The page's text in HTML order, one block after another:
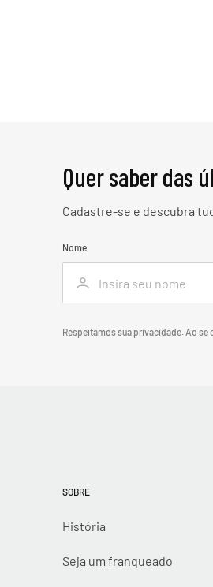
Quer saber das
Cadastre-se e descubra
Nome
Respeitamos sua privacidade. Ao
SOBRE
História
Seja um franqueado